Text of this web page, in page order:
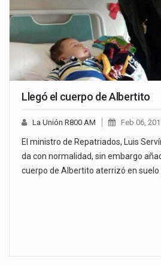
Llegó el cuerpo de Albertito
La Unión R800 AM Feb 06,
El ministro de Repatriados, Luis
da con normalidad, sin embargo
cuerpo de Albertito aterrizó en suelo